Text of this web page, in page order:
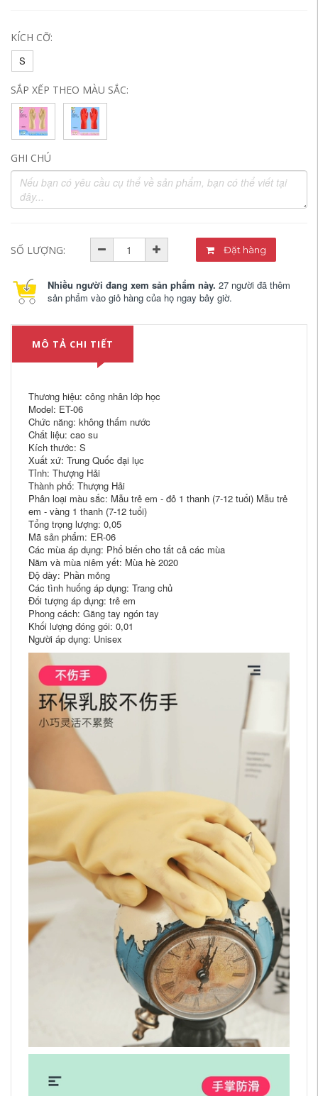
KÍCH CỠ:
S
SẮP XẾP THEO MÀU SẮC:
GHI CHÚ
SỐ LƯỢNG: Đặt hàng
Nhiều người đang xem sản phẩm này. 27 người đã thêm
sản phẩm vào giỏ hàng của họ ngay bây giờ.
MÔ TẢ CHI TIẾT
Thương hiệu: công nhân lớp học
Model: ET-06
Chức năng: không thấm nước
Chất liệu: cao su
Kích thước: S
Xuất xứ: Trung Quốc đại lục
Tỉnh: Thượng Hải
Thành phố: Thượng Hải
Phân loại màu sắc: Mẫu trẻ em - đỏ 1 thanh (7-12 tuổi) Mẫu trẻ
em - vàng 1 thanh (7-12 tuổi)
Tổng trọng lượng: 0,05
Mã sản phẩm: ER-06
Các mùa áp dụng: Phổ biến cho tất cả các mùa
Năm và mùa niêm yết: Mùa hè 2020
Độ dày: Phần mỏng
Các tình huống áp dụng: Trang chủ
Đối tượng áp dụng: trẻ em
Phong cách: Găng tay ngón tay
Khối lượng đóng gói: 0,01
Người áp dụng: Unisex